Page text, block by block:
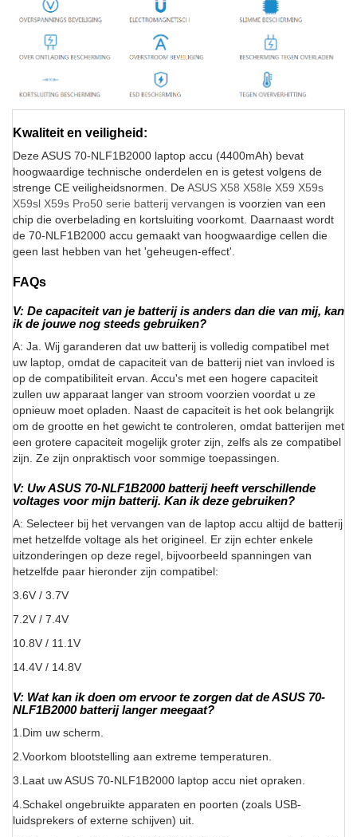
Kwaliteit en veiligheid:
Deze ASUS 70-NLF1B2000 laptop accu (4400mAh) bevat
hoogwaardige technische onderdelen en is getest volgens de
strenge CE veiligheidsnormen. DeASUS X58 X58le X59 X59s
X59sl X59s Pro50 serie batterij vervangen is voorzien van een
chip die overbelading en kortsluiting voorkomt. Daarnaast wordt
de 70-NLF1B2000 accu gemaakt van hoogwaardige cellen die
geen last hebben van het 'geheugen-effect'.
FAQs
V: De capaciteit van je batterij is anders dan die van mij, kan
ik de jouwe nog steeds gebruiken?
A: Ja. Wij garanderen dat uw batterij is volledig compatibel met
uw laptop, omdat de capaciteit van de batterij niet van invloed is
op de compatibiliteit ervan. Accu's met een hogere capaciteit
zullen uw apparaat langer van stroom voorzien voordat u ze
opnieuw moet opladen. Naast de capaciteit is het ook belangrijk
om de grootte en het gewicht te controleren, omdat batterijen met
een grotere capaciteit mogelijk groter zijn, zelfs als ze compatibel
zijn. Ze zijn onpraktisch voor sommige toepassingen.
V: Uw ASUS 70-NLF1B2000 batterij heeft verschillende
voltages voor mijn batterij. Kan ik deze gebruiken?
A: Selecteer bij het vervangen van de laptop accu altijd de batterij
met hetzelfde voltage als het origineel. Er zijn echter enkele
uitzonderingen op deze regel, bijvoorbeeld spanningen van
hetzelfde paar hieronder zijn compatibel:
3.6V / 3.7V
7.2V / 7.4V
10.8V / 11.1V
14.4V / 14.8V
V: Wat kan ik doen om ervoor te zorgen dat de ASUS 70-
NLF1B2000 batterij langer meegaat?
1.Dim uw scherm.
2.Voorkom blootstelling aan extreme temperaturen.
3.Laat uw ASUS 70-NLF1B2000 laptop accu niet opraken.
4.Schakel ongebruikte apparaten en poorten (zoals USB-
luidsprekers of externe schijven) uit.